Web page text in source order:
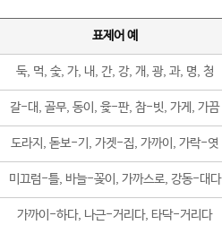
표제어 예
둑, 먹, 숯, 가, 내, 간, 강, 개, 광, 과, 명, 청
갈-대, 골무, 동이, 윷-판, 참-빗, 가게, 가끔
도라지, 돋보-기, 가겟-집, 가까이, 가락-엿
미끄럼-틀, 바늘-꽂이, 가까스로, 강동-대다
가까이-하다, 나근-거리다, 타닥-거리다